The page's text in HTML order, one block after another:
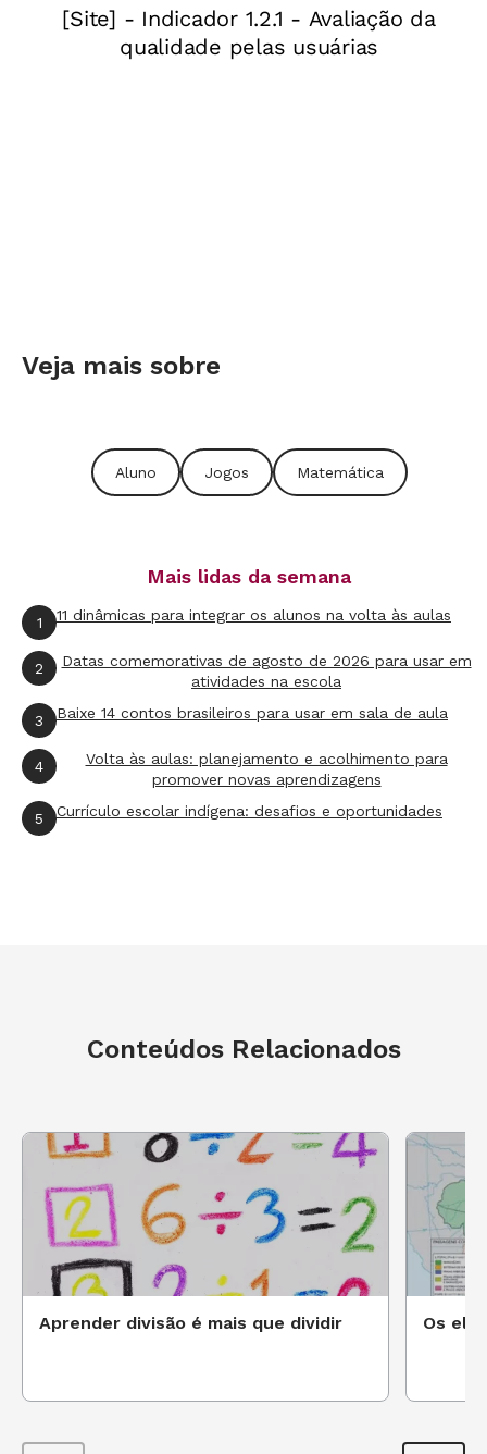
Veja mais sobre
Aluno Jogos Matemática
Mais lidas da semana
1 11 dinâmicas para integrar os alunos na volta às aulas
2
Datas comemorativas de agosto de 2026 para usar em
atividades na escola
3 Baixe 14 contos brasileiros para usar em sala de aula
4
Volta às aulas: planejamento e acolhimento para
promover novas aprendizagens
5 Currículo escolar indígena: desafios e oportunidades
Conteúdos Relacionados
Aprender divisão é mais que dividir Os